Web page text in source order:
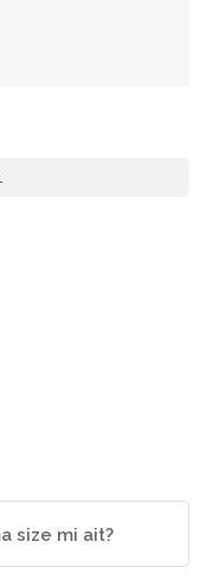
size mi ait?